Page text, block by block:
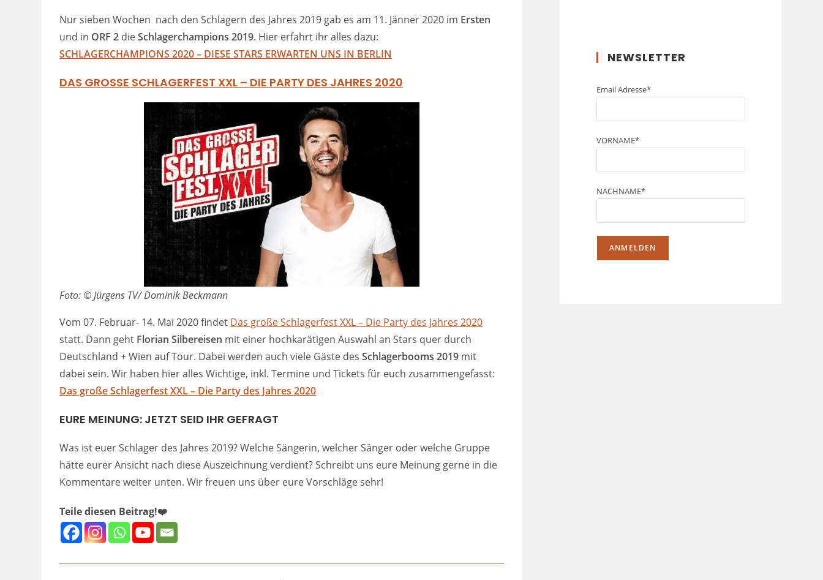
Nur sieben Wochen nach den Schlagern des Jahres 2019 gab es am 11. Jänner 2020 im Ersten
und in ORF 2 dieSchlagerchampions 2019. Hier erfahrt ihr alles dazu:
SCHLAGERCHAMPIONS 2020 – DIESE STARS ERWARTEN UNS IN BERLIN
DAS GROSSE SCHLAGERFEST XXL – DIE PARTY DES JAHRES 2020
Foto: © Jürgens TV/ Dominik Beckmann
Vom 07. Februar- 14. Mai 2020 findet Das große Schlagerfest XXL – Die Party des Jahres 2020
statt. Dann geht Florian Silbereisen mit einer hochkarätigen Auswahl an Stars quer durch
Deutschland + Wien auf Tour. Dabei werden auch viele Gäste desSchlagerbooms 2019 mit
dabei sein. Wir haben hier alles Wichtige, inkl. Termine und Tickets für euch zusammengefasst:
Das große Schlagerfest XXL – Die Party des Jahres 2020
EURE MEINUNG: JETZT SEID IHR GEFRAGT
Was ist euer Schlager des Jahres 2019? Welche Sängerin, welcher Sänger oder welche Gruppe
hätte eurer Ansicht nach diese Auszeichnung verdient? Schreibt uns eure Meinung gerne in die
Kommentare weiter unten. Wir freuen uns über eure Vorschläge sehr!
Teile diesen Beitrag!❤️
NEWSLETTER
Email Adresse*
VORNAME*
NACHNAME*